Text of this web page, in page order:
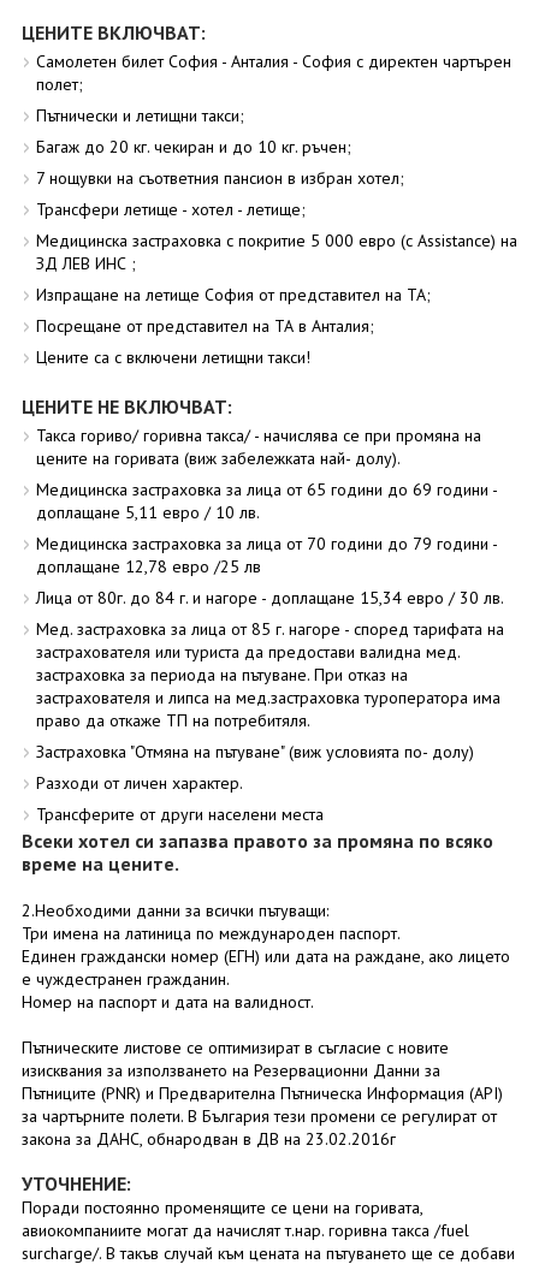
ЦЕНИТЕ ВКЛЮЧВАТ:
Самолетен билет София - Анталия - София с директен чартърен
полет;
Пътнически и летищни такси;
Багаж до 20 кг. чекиран и до 10 кг. ръчен;
7 нощувки на съответния пансион в избран хотел;
Трансфери летище - хотел - летище;
Медицинска застраховка с покритие 5 000 евро (с Assistance) на
ЗД ЛЕВ ИНС ;
Изпращане на летище София от представител на ТА;
Посрещане от представител на ТА в Анталия;
Цените са с включени летищни такси!
ЦЕНИТЕ НЕ ВКЛЮЧВАТ:
Такса гориво/ горивна такса/ - начислява се при промяна на
цените на горивата (виж забележката най- долу).
Медицинска застраховка за лица от 65 години до 69 години -
доплащане 5,11 евро / 10 лв.
Медицинска застраховка за лица от 70 години до 79 години -
доплащане 12,78 евро /25 лв
Лица от 80г. до 84 г. и нагоре - доплащане 15,34 евро / 30 лв.
Мед. застраховка за лица от 85 г. нагоре - според тарифата на
застрахователя или туриста да предостави валидна мед.
застраховка за периода на пътуване. При отказ на
застрахователя и липса на мед.застраховка туроператора има
право да откаже ТП на потребитяля.
Застраховка "Отмяна на пътуване" (виж условията по- долу)
Разходи от личен характер.
Трансферите от други населени места
Всеки хотел си запазва правото за промяна по всяко
време на цените.
2.Необходими данни за всички пътуващи:
Три имена на латиница по международен паспорт.
Единен граждански номер (ЕГН) или дата на раждане, ако лицето
е чуждестранен гражданин.
Номер на паспорт и дата на валидност.
Пътническите листове се оптимизират в съгласие с новите
изисквания за използването на Резервационни Данни за
Пътниците (PNR) и Предварителна Пътническа Информация (API)
за чартърните полети. В България тези промени се регулират от
закона за ДАНС, обнародван в ДВ на 23.02.2016г
УТОЧНЕНИЕ:
Поради постоянно променящите се цени на горивата,
авиокомпаниите могат да начислят т.нар. горивна такса /fuel
surcharge/. В такъв случай към цената на пътуването ще се добави